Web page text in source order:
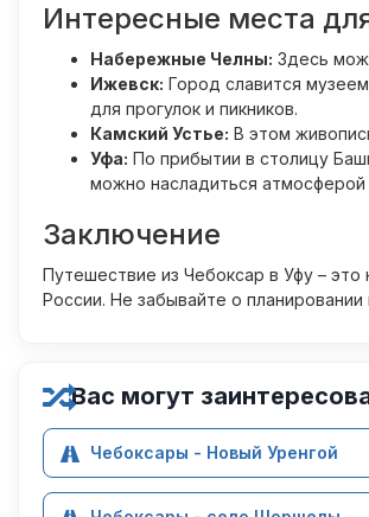
Интересные места
Набережные Челны: Здесь
Ижевск: Город славится
для прогулок и пикников.
Камский Устье: В этом
Уфа: По прибытии в столицу
можно насладиться атмосферой
Заключение
Путешествие из Чебоксар в Уфу –
России. Не забывайте о
Вас могут
Чебоксары - Новый Уренгой